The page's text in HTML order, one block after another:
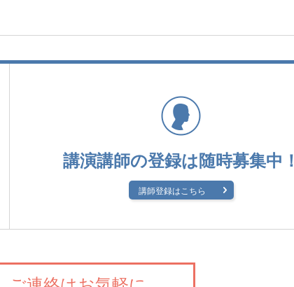
講演講師の登録は随時募集中！
講師登録はこちら